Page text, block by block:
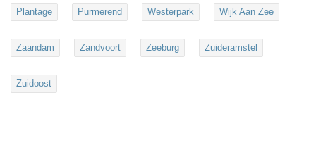
Plantage Purmerend Westerpark Wijk Aan Zee
Zaandam Zandvoort Zeeburg Zuideramstel
Zuidoost